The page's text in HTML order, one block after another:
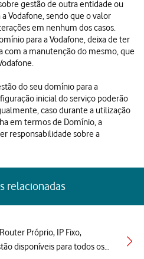
gestão de outra entidade ou
Vodafone, sendo que o valor
em nenhum dos casos.
para a Vodafone, deixa de ter
com a manutenção do mesmo, que
do seu domínio para a
inicial do serviço poderão
caso durante a utilização
em termos de Domínio, a
responsabilidade sobre a
relacionadas
Próprio, IP Fixo,
disponíveis para todos os